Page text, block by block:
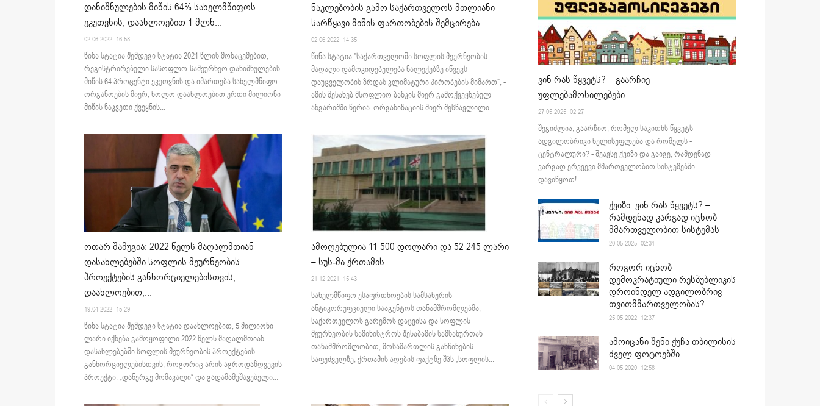
დანიშნულების მიწის 64% სახელმწიფოს
ეკუთვნის, დაახლოებით 1 მლნ...
02.06.2022. 16:58
წინა სტატია შემდეგი სტატია 2021 წლის მონაცემებით,
რეგისტრირებული სასოფლო-სამეურნეო დანიშნულების
მიწის 64 პროცენტი ეკუთვნის და იმართება სახელმწიფო
ორგანოების მიერ, ხოლო დაახლოებით ერთი მილიონი
მიწის ნაკვეთი ქვეყნის...
ნაკლებობის გამო საქართველოს მთლიანი
სარწყავი მიწის ფართობების შემცირება...
02.06.2022. 14:35
წინა სტატია "საქართველოში სოფლის მეურნეობის
მაღალი დამოკიდებულება ნალექებზე იწვევს
დაუცველობის ზრდას კლიმატური პირობების მიმართ", -
ამის შესახებ მსოფლიო ბანკის მიერ გამოქვეყნებულ
ანგარიშში წერია. ორგანიზაციის მიერ შესწავლილი...
ოთარ შამუგია: 2022 წელს მაღალმთიან
დასახლებებში სოფლის მეურნეობის
პროექტების განხორციელებისთვის,
დაახლოებით,...
19.04.2022. 15:29
წინა სტატია შემდეგი სტატია დაახლოებით, 5 მილიონი
ლარი იქნება გამოყოფილი 2022 წელს მაღალმთიან
დასახლებებში სოფლის მეურნეობის პროექტების
განხორციელებისთვის, როგორიც არის აგროდაზღვევის
პროექტი, „დანერგე მომავალი“ და გადამამუშავებელი...
ამოღებულია 11 500 დოლარი და 52 245 ლარი
– სუს-მა ქრთამის...
21.12.2021. 15:43
სახელმწიფო უსაფრთხოების სამსახურის
ანტიკორუფციული სააგენტოს თანამშრომლებმა,
საქართველოს გარემოს დაცვისა და სოფლის
მეურნეობის სამინისტროს შესაბამის სამსახურთან
თანამშრომლობით, მოსამართლის განჩინების
საფუძველზე, ქრთამის აღების ფაქტზე შპს „სოფლის...
ვინ რას წყვეტს? – გაარჩიე
უფლებამოსილებები
27.05.2025. 02:27
შეგიძლია, გაარჩიო, რომელ საკითხს წყვეტს
ადგილობრივი ხელისუფლება და რომელს -
ცენტრალური? - შეავსე ქვიზი და გაიგე, რამდენად
კარგად ერკვევი მმართველობით სისტემებში.
დავიწყოთ!
ქვიზი: ვინ რას წყვეტს? –
რამდენად კარგად იცნობ
მმართველობით სისტემას
20.05.2025. 02:31
როგორ იცნობ
დემოკრატიული რესპუბლიკის
დროინდელ ადგილობრივ
თვითმმართველობას?
25.05.2022. 12:37
ამოიცანი შენი ქუჩა თბილისის
ძველ ფოტოებში
04.05.2020. 12:58